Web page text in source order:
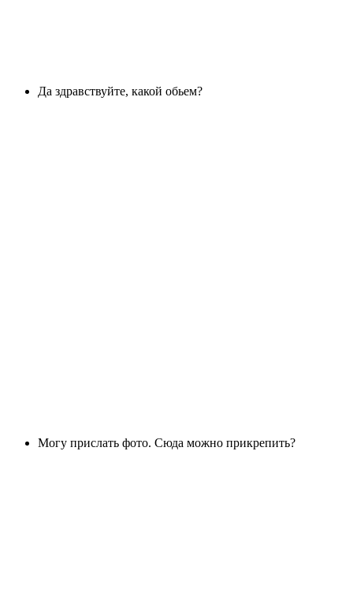
Да здравствуйте, какой обьем?
Могу прислать фото. Сюда можно прикрепить?